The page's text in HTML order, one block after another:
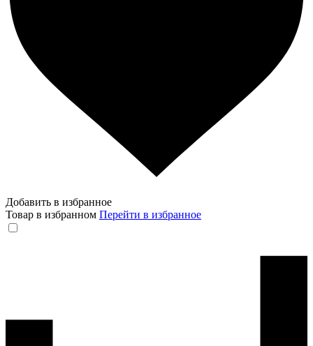
Добавить в избранное
Товар в избранном Перейти в избранное